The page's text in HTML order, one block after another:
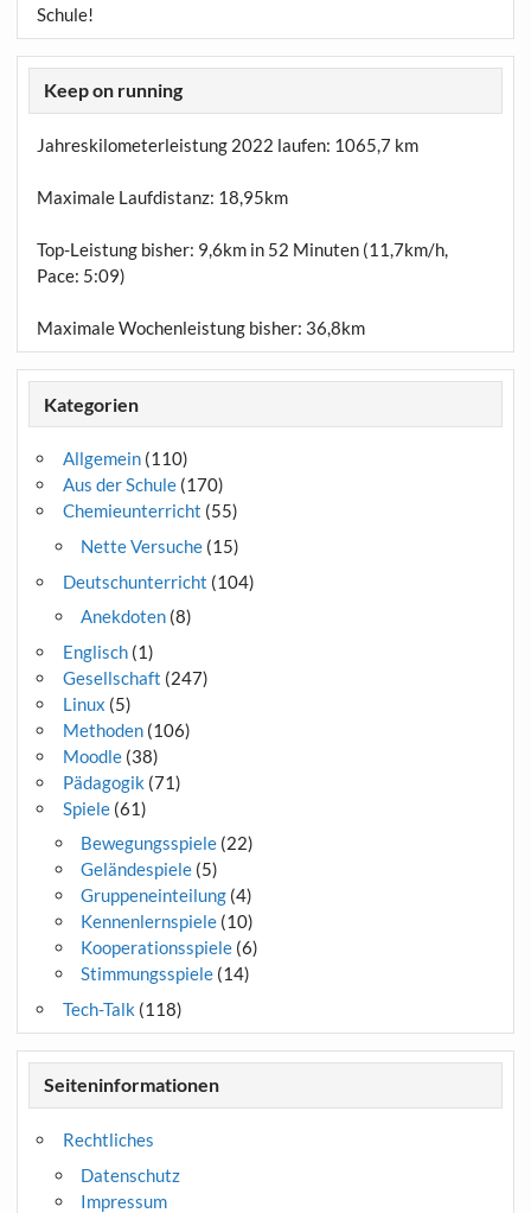
Schule!
Keep on running
Jahreskilometerleistung 2022 laufen: 1065,7 km
Maximale Laufdistanz: 18,95km
Top-Leistung bisher: 9,6km in 52 Minuten (11,7km/h,
Pace: 5:09)
Maximale Wochenleistung bisher: 36,8km
Kategorien
Allgemein(110)
Aus der Schule(170)
Chemieunterricht (55)
Nette Versuche(15)
Deutschunterricht (104)
Anekdoten(8)
Englisch(1)
Gesellschaft (247)
Linux (5)
Methoden(106)
Moodle(38)
Pädagogik (71)
Spiele(61)
Bewegungsspiele(22)
Geländespiele(5)
Gruppeneinteilung(4)
Kennenlernspiele(10)
Kooperationsspiele(6)
Stimmungsspiele(14)
Tech-Talk (118)
Seiteninformationen
Rechtliches
Datenschutz
Impressum